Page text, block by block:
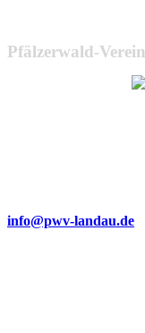
Pfälzerwald-
info@pwv-landau.de